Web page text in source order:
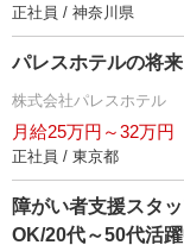
正社員 / 神奈川県
パレスホテルの将
株式会社パレスホテル
月給25万円～32万円
正社員 / 東京都
障がい者支援スタ
OK/20代～50代活